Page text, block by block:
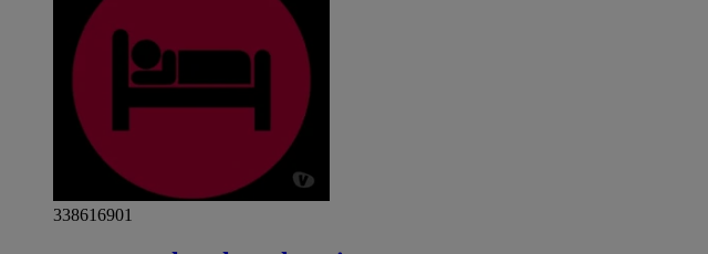
338616901